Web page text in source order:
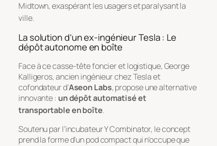
Midtown, exaspérant les usagers et paralysant la
ville.
La solution d’un ex-ingénieur Tesla : Le
dépôt autonome en boîte
Face à ce casse-tête foncier et logistique, George
Kalligeros, ancien ingénieur chez Tesla et
cofondateur d’Aseon Labs, propose une alternative
innovante : un dépôt automatisé et
transportable en boîte.
Soutenu par l’incubateur Y Combinator, le concept
prend la forme d’un pod compact qui n’occupe que